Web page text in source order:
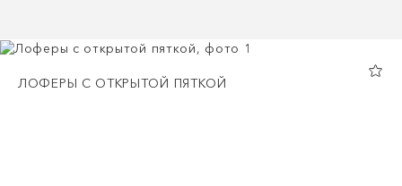
ЛОФЕРЫ С ОТКРЫТОЙ ПЯТКОЙ